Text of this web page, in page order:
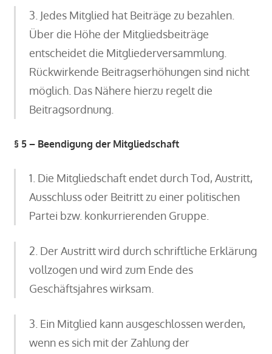
3. Jedes Mitglied hat Beiträge zu bezahlen.
Über die Höhe der Mitgliedsbeiträge
entscheidet die Mitgliederversammlung.
Rückwirkende Beitragserhöhungen sind nicht
möglich. Das Nähere hierzu regelt die
Beitragsordnung.
§ 5 – Beendigung der Mitgliedschaft
1. Die Mitgliedschaft endet durch Tod, Austritt,
Ausschluss oder Beitritt zu einer politischen
Partei bzw. konkurrierenden Gruppe.
2. Der Austritt wird durch schriftliche Erklärung
vollzogen und wird zum Ende des
Geschäftsjahres wirksam.
3. Ein Mitglied kann ausgeschlossen werden,
wenn es sich mit der Zahlung der